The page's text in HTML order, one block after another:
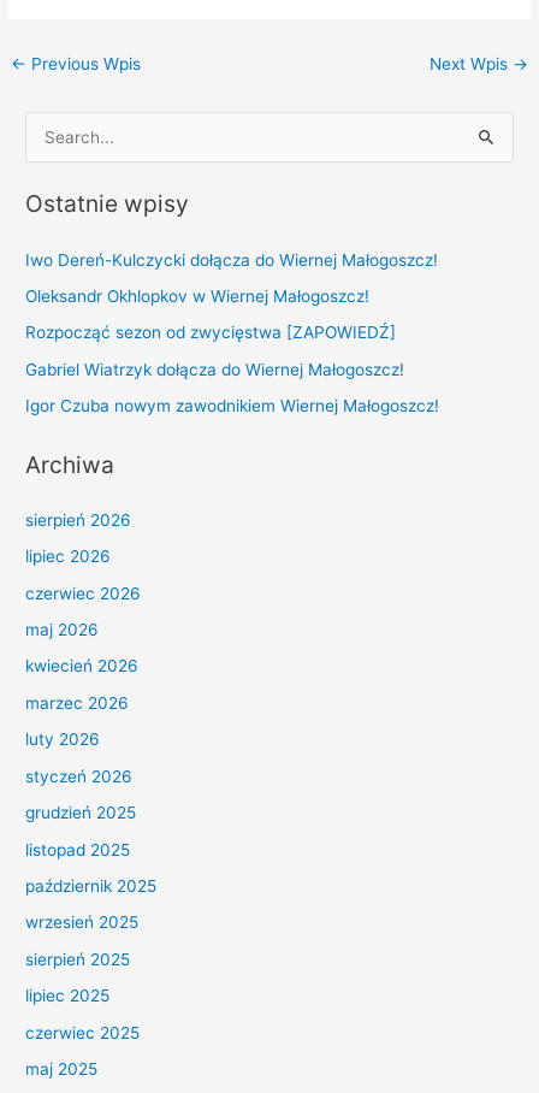
← Previous Wpis Next Wpis →
a
c
h
f
o
r
Ostatnie wpisy
Iwo Dereń-Kulczycki dołącza do Wiernej Małogoszcz!
Oleksandr Okhlopkov w Wiernej Małogoszcz!
Rozpocząć sezon od zwycięstwa [ZAPOWIEDŹ]
Gabriel Wiatrzyk dołącza do Wiernej Małogoszcz!
Igor Czuba nowym zawodnikiem Wiernej Małogoszcz!
Archiwa
sierpień 2026
lipiec 2026
czerwiec 2026
maj 2026
kwiecień 2026
marzec 2026
luty 2026
styczeń 2026
grudzień 2025
listopad 2025
październik 2025
wrzesień 2025
sierpień 2025
lipiec 2025
czerwiec 2025
maj 2025